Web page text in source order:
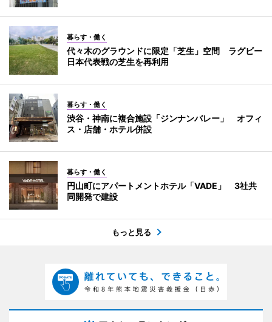
暮らす・働く
代々木のグラウンドに限定「芝生」空間 ラグビー
日本代表戦の芝生を再利用
暮らす・働く
渋谷・神南に複合施設「ジンナンバレー」 オフィ
ス・店舗・ホテル併設
暮らす・働く
円山町にアパートメントホテル「VADE」 3社共
同開発で建設
もっと見る